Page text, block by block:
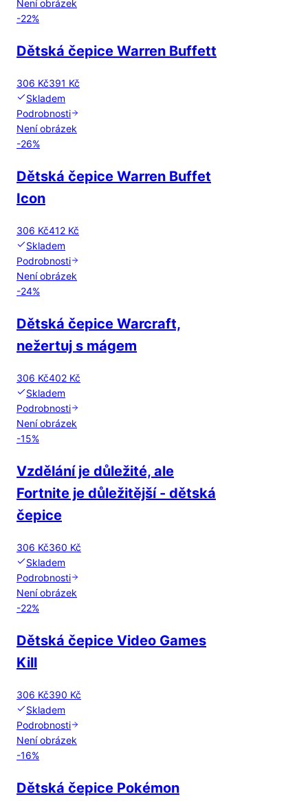
Není obrázek
-22%
Dětská čepice Warren Buffett
306 Kč391 Kč
Skladem
Podrobnosti
Není obrázek
-26%
Dětská čepice Warren Buffet
Icon
306 Kč412 Kč
Skladem
Podrobnosti
Není obrázek
-24%
Dětská čepice Warcraft,
nežertuj s mágem
306 Kč402 Kč
Skladem
Podrobnosti
Není obrázek
-15%
Vzdělání je důležité, ale
Fortnite je důležitější - dětská
čepice
306 Kč360 Kč
Skladem
Podrobnosti
Není obrázek
-22%
Dětská čepice Video Games
Kill
306 Kč390 Kč
Skladem
Podrobnosti
Není obrázek
-16%
Dětská čepice Pokémon